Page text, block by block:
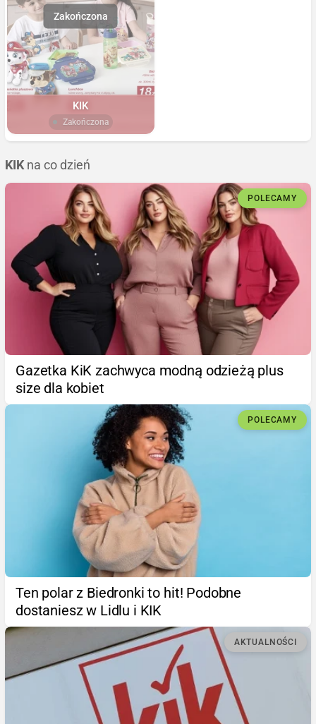
KIK
Zakończona
KIKna co dzień
POLECAMY
Gazetka KiK zachwyca modną odzieżą plus
size dla kobiet
POLECAMY
Ten polar z Biedronki to hit! Podobne
dostaniesz w Lidlu i KIK
AKTUALNOŚCI